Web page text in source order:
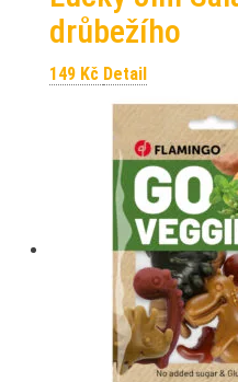
drůbežího
149 Kč Detail